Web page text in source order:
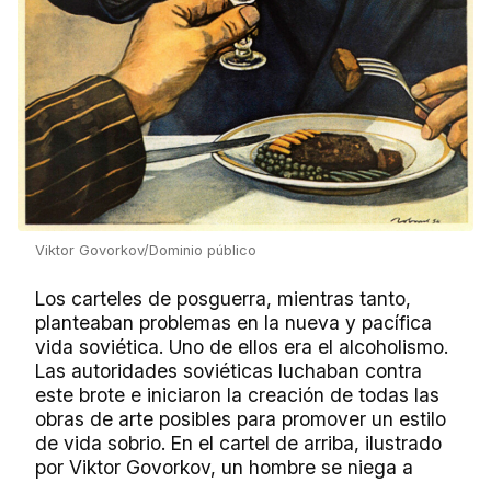
Viktor Govorkov/Dominio público
Los carteles de posguerra, mientras tanto,
planteaban problemas en la nueva y pacífica
vida soviética. Uno de ellos era el alcoholismo.
Las autoridades soviéticas luchaban contra
este brote e iniciaron la creación de todas las
obras de arte posibles para promover un estilo
de vida sobrio. En el cartel de arriba, ilustrado
por Viktor Govorkov, un hombre se niega a